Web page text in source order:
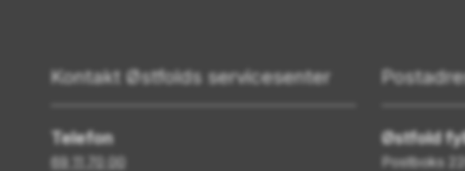
Kontakt Østfolds servicesenter
Telefon
69 11 70 00
Østfold
Postboks